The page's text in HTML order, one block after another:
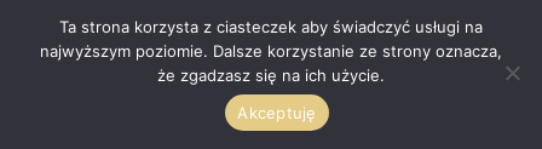
NARDE
2016-03-24 PRZY 16:06
Ta strona korzysta z ciasteczek aby świadczyć usługi na
najwyższym poziomie. Dalsze korzystanie ze strony oznacza,
że zgadzasz się na ich użycie.
Akceptuję